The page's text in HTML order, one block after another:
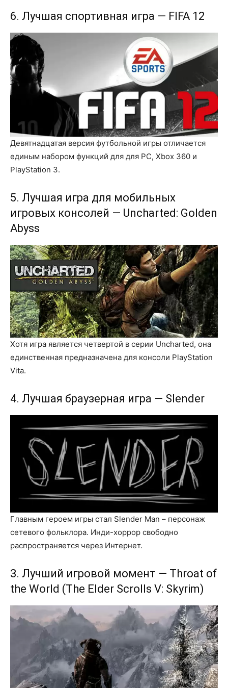
6. Лучшая спортивная игра — FIFA 12
Девятнадцатая версия футбольной игры отличается
единым набором функций для для PC, Xbox 360 и
PlayStation 3.
5. Лучшая игра для мобильных
игровых консолей — Uncharted: Golden
Abyss
Хотя игра является четвертой в серии Uncharted, она
единственная предназначена для консоли PlayStation
Vita.
4. Лучшая браузерная игра — Slender
Главным героем игры стал Slender Man – персонаж
сетевого фольклора. Инди-хоррор свободно
распространяется через Интернет.
3. Лучший игровой момент — Throat of
the World (The Elder Scrolls V: Skyrim)